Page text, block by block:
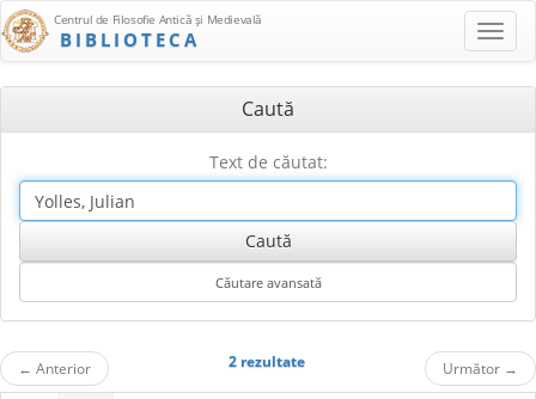
Centrul de Filosofie Antică şi Medievală
BIBLIOTECA
Caută
Text de căutat:
← Anterior 2 rezultate Următor →